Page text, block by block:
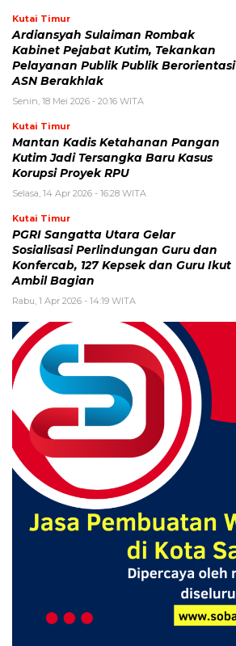
Kutai Timur
Ardiansyah Sulaiman Rombak
Kabinet Pejabat Kutim, Tekankan
Pelayanan Publik Publik Berorientasi
ASN Berakhlak
Senin, 18 Mei 2026 - 20:16 WITA
Kutai Timur
Mantan Kadis Ketahanan Pangan
Kutim Jadi Tersangka Baru Kasus
Korupsi Proyek RPU
Selasa, 14 Apr 2026 - 16:28 WITA
Kutai Timur
PGRI Sangatta Utara Gelar
Sosialisasi Perlindungan Guru dan
Konfercab, 127 Kepsek dan Guru Ikut
Ambil Bagian
Rabu, 1 Apr 2026 - 14:19 WITA